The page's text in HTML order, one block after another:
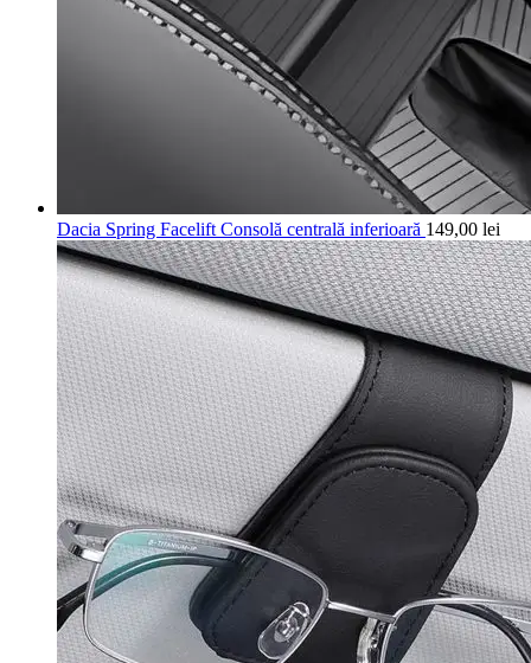
Dacia Spring Facelift Consolă centrală inferioară 149,00 lei